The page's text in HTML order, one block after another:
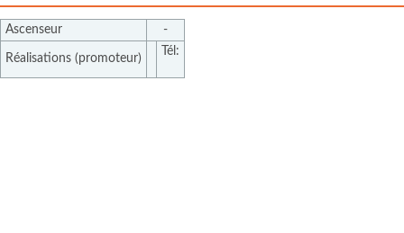
Ascenseur -
Réalisations (promoteur)
Tél: